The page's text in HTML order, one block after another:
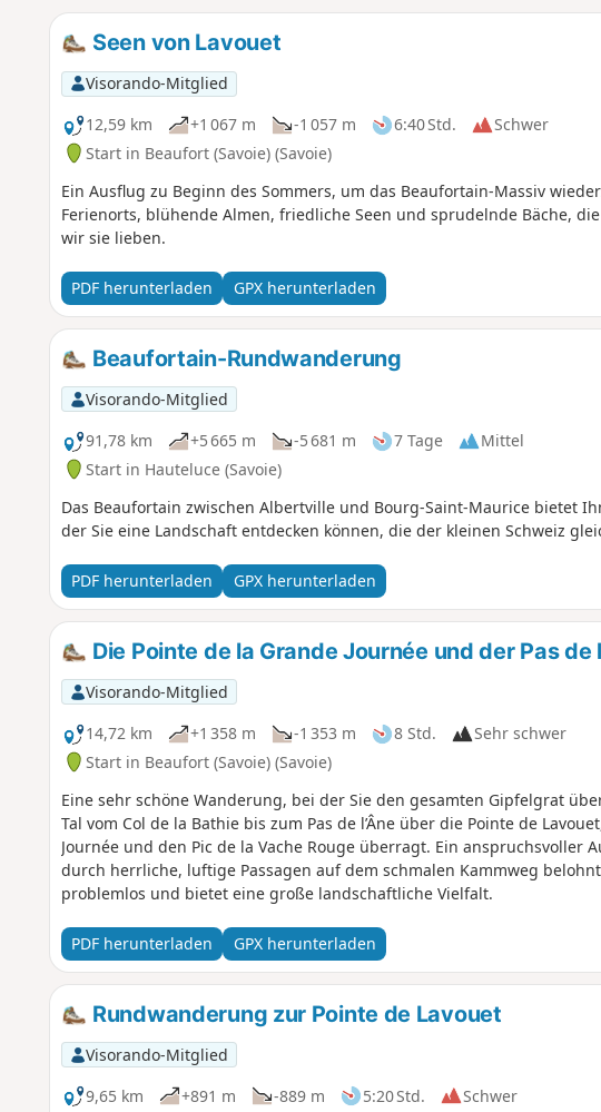
Seen von Lavouet
Visorando-Mitglied
12,59 km
+1 067 m -1 057 m 6:40 Std.
Schwer
Start in Beaufort (Savoie) (Savoie)
Ein Ausflug zu Beginn des Sommers, um das Beaufortain-Massiv
Ferienorts, blühende Almen, friedliche Seen und sprudelnde Bäche,
wir sie lieben.
PDF herunterladen GPX herunterladen
Beaufortain-Rundwanderung
Visorando-Mitglied
91,78 km
+5 665 m -5 681 m 7 Tage
Mittel
Start in Hauteluce (Savoie)
Das Beaufortain zwischen Albertville und Bourg-Saint-Maurice bietet
der Sie eine Landschaft entdecken können, die der kleinen Schweiz
PDF herunterladen GPX herunterladen
Die Pointe de la Grande Journée und der Pas de
Visorando-Mitglied
14,72 km
+1 358 m -1 353 m 8 Std.
Sehr schwer
Start in Beaufort (Savoie) (Savoie)
Eine sehr schöne Wanderung, bei der Sie den gesamten Gipfelgrat
Tal vom Col de la Bathie bis zum Pas de l’Âne über die Pointe de
Journée und den Pic de la Vache Rouge überragt. Ein anspruchsvoller
durch herrliche, luftige Passagen auf dem schmalen Kammweg
problemlos und bietet eine große landschaftliche Vielfalt.
PDF herunterladen GPX herunterladen
Rundwanderung zur Pointe de Lavouet
Visorando-Mitglied
9,65 km
+891 m -889 m 5:20 Std.
Schwer